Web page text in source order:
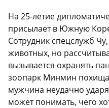
На 25-летие
присылает в Южную
Сотрудник спецслужб
животных, но
вызывается охранять
зоопарк Минмин
мужчина неудачно
может понимать, чего